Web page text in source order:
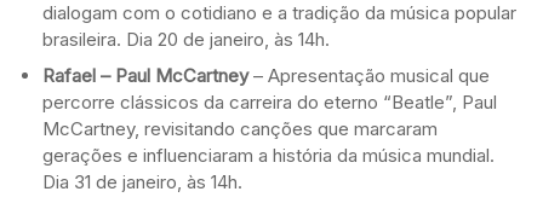
dialogam com o cotidiano e a tradição da música popular
brasileira. Dia 20 de janeiro, às 14h.
Rafael – Paul McCartney– Apresentação musical que
percorre clássicos da carreira do eterno “Beatle”, Paul
McCartney, revisitando canções que marcaram
gerações e influenciaram a história da música mundial.
Dia 31 de janeiro, às 14h.